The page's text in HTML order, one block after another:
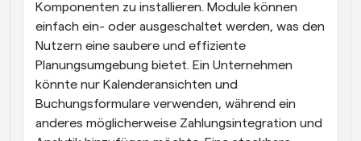
Komponenten zu installieren. Module können
einfach ein- oder ausgeschaltet werden, was den
Nutzern eine saubere und effiziente
Planungsumgebung bietet. Ein Unternehmen
könnte nur Kalenderansichten und
Buchungsformulare verwenden, während ein
anderes möglicherweise Zahlungsintegration und